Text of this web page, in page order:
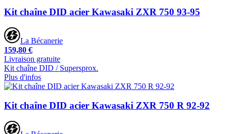
Kit chaîne DID acier Kawasaki ZXR 750 93-95
La Bécanerie
159,80 €
Livraison gratuite
Kit chaîne DID / Supersprox.
Plus d'infos
Kit chaîne DID acier Kawasaki ZXR 750 R 92-92